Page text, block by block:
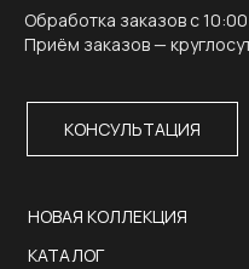
КАТАЛОГ
НОВАЯ КОЛЛЕКЦИЯ
КОНСУЛЬТАЦИЯ
Обработка заказов с
Приём заказов —